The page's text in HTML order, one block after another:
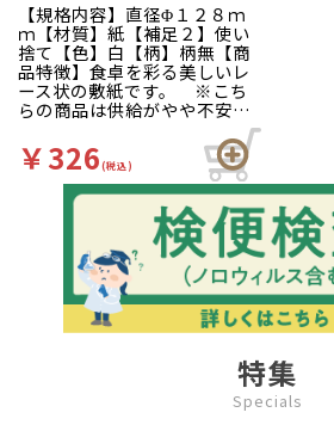
【規格内容】直径Φ１２８ｍ
ｍ【材質】紙【補足２】使い
捨て【色】白【柄】柄無【商
品特徴】食卓を彩る美しいレ
ース状の敷紙です。 ※こち
らの商品は供給がやや不安定
となっております。予めご了
承ください。
￥326(税込)
特集
Specials